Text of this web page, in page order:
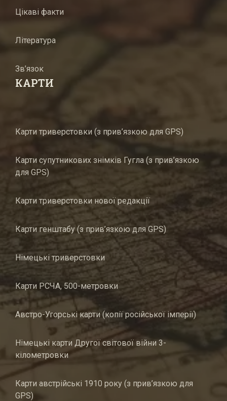
Цікаві факти
Література
Зв’язок
КАРТИ
Карти триверстовки (з прив’язкою для GPS)
Карти супутникових знімків Гугла (з прив’язкою
для GPS)
Карти триверстовки нової редакції
Карти генштабу (з прив’язкою для GPS)
Німецькі триверстовки
Карти РСЧА, 500-метровки
Австро-Угорські карти (копії російської імперії)
Німецькі карти Другої світової війни 3-
кілометровки
Карти австрійські 1910 року (з прив’язкою для
GPS)